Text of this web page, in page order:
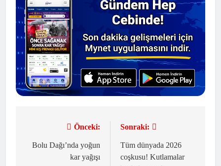
gezinmesi
Önceki:
Bolu Dağı’nda yoğun
kar yağışı
Sonraki:
Tüm dünyada 2026
coşkusu! Kutlamalar